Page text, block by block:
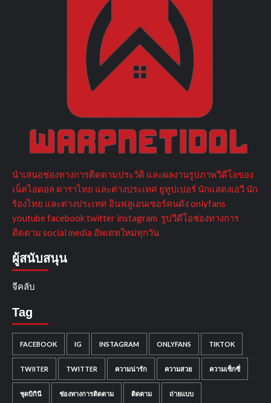
นำเสนอช่องทางการติดตามประวัติ และผลงานรูปภาพวีดีโอของ
เน็ตไอดอล ดาราไทย และต่างประเทศ ยูทูปเปอร์ นักแสดงเอวี นัก
ร้องไทย และต่างประเทศ อินฟลูเอนเซอร์คนดัง onlyfans
youtube facebook twitter instagram รูปวีดีโอช่องทางการ
ติดตาม social media อัพเดทใหม่ทุกวัน
ผู้สนับสนุน
จีคลับ
Tag
FACEBOOK IG INSTAGRAM ONLYFANS TIKTOK
TWIITER TWITTER ความน่ารัก ความสวย ความเซ็กซี่
ชุดบิกินี ช่องทางการติดตาม ติดตาม ถ่ายแบบ